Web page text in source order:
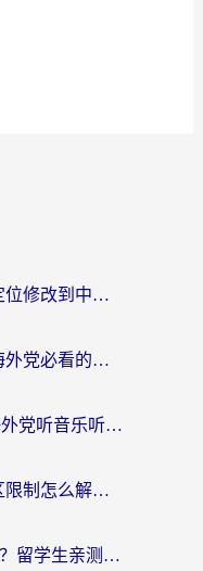
在意大利用小红书怎么把定位修改到中国国内？3个实用技巧+1个靠谱工具帮你搞定
咪咕体育在香港用不了？海外党必看的回国加速器选择指南（附3个真实场景解决方案）
网易云ip怎么改成中国？海外党听音乐听书的无痛解决方案
海外党必看：汽水解锁地区限制怎么解除？3招解决国内影音&生活服务难题
央视影音VIP海外可以看吗？留学生亲测有效的回国加速器选择指南